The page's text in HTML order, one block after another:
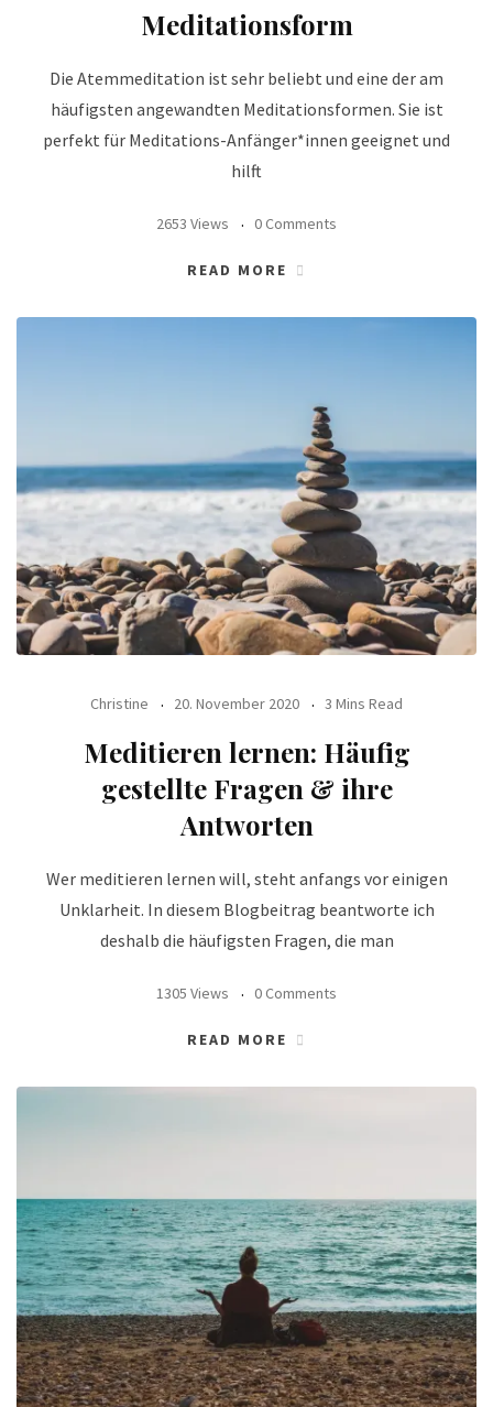
Meditationsform
Die Atemmeditation ist sehr beliebt und eine der am
häufigsten angewandten Meditationsformen. Sie ist
perfekt für Meditations-Anfänger*innen geeignet und
hilft
2653 Views 0 Comments
READ MORE
Christine 20. November 2020 3 Mins Read
Meditieren lernen: Häufig
gestellte Fragen & ihre
Antworten
Wer meditieren lernen will, steht anfangs vor einigen
Unklarheit. In diesem Blogbeitrag beantworte ich
deshalb die häufigsten Fragen, die man
1305 Views 0 Comments
READ MORE